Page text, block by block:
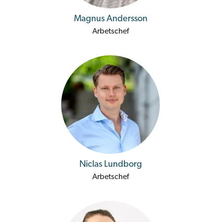
Magnus Andersson
Arbetschef
Niclas Lundborg
Arbetschef